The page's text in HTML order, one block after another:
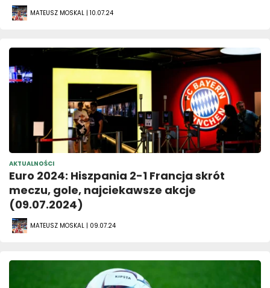
MATEUSZ MOSKAL | 10.07.24
AKTUALNOŚCI
Euro 2024: Hiszpania 2-1 Francja skrót
meczu, gole, najciekawsze akcje
(09.07.2024)
MATEUSZ MOSKAL | 09.07.24